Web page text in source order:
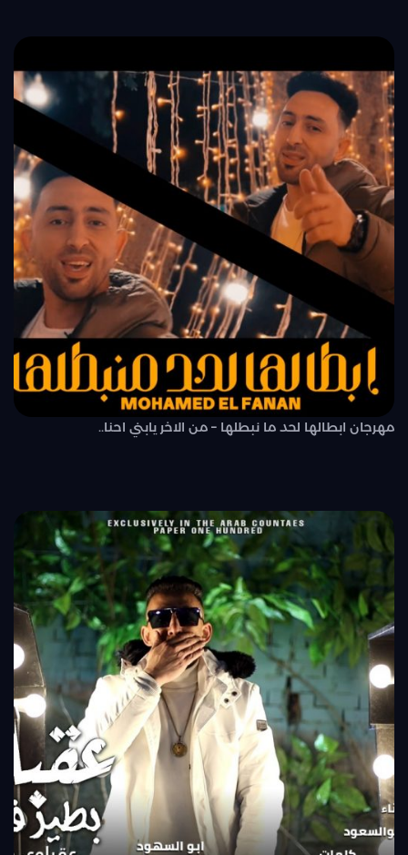
مهرجان ابطالها لحد ما نبطلها – من الاخر يابني احنا..